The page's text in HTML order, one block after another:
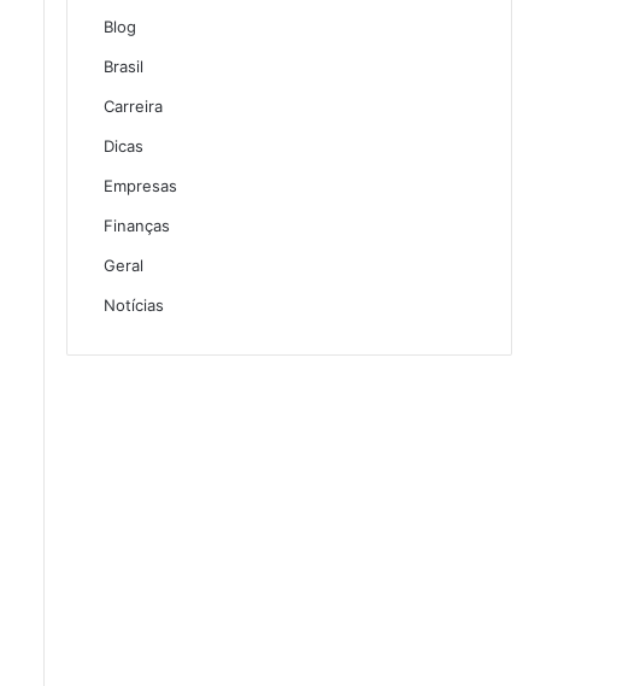
Blog
Brasil
Carreira
Dicas
Empresas
Finanças
Geral
Notícias